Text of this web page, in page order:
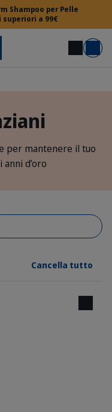
Shampoo per Pelle
a 99€
Il mio account Carrello
aiuto?
per mantenere il tuo
d’oro
Cancella tutto